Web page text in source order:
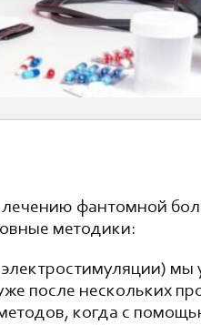
фантомной
методики:
мы
после нескольких
когда с